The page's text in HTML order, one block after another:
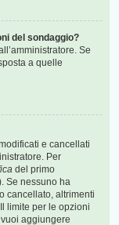
del sondaggio?
Se
a quelle
e cancellati
Per
del primo
Se nessuno ha
cancellato, altrimenti
limite per le opzioni
aggiungere